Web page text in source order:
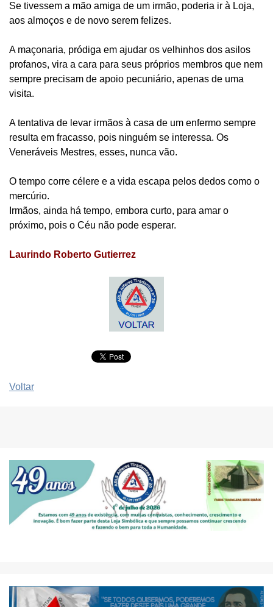
Se tivessem a mão amiga de um irmão, poderia ir à Loja,
aos almoços e de novo serem felizes.
A maçonaria, pródiga em ajudar os velhinhos dos asilos
profanos, vira a cara para seus próprios membros que nem
sempre precisam de apoio pecuniário, apenas de uma
visita.
A tentativa de levar irmãos à casa de um enfermo sempre
resulta em fracasso, pois ninguém se interessa. Os
Veneráveis Mestres, esses, nunca vão.
O tempo corre célere e a vida escapa pelos dedos como o
mercúrio.
Irmãos, ainda há tempo, embora curto, para amar o
próximo, pois o Céu não pode esperar.
Laurindo Roberto Gutierrez
Voltar